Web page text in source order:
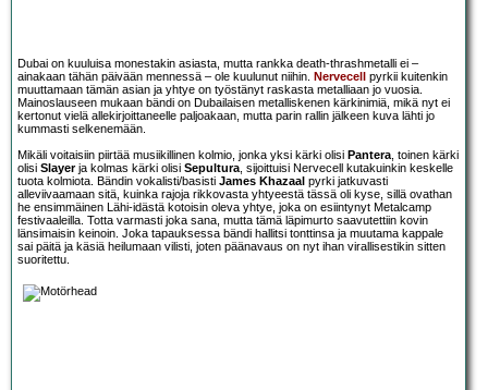
Dubai on kuuluisa monestakin asiasta, mutta rankka death-thrashmetalli ei –
ainakaan tähän päivään mennessä – ole kuulunut niihin. Nervecell
pyrkii kuitenkin
muuttamaan tämän asian ja yhtye on työstänyt raskasta metalliaan jo vuosia.
Mainoslauseen mukaan bändi on Dubailaisen metalliskenen kärkinimiä, mikä nyt ei
kertonut vielä allekirjoittaneelle paljoakaan, mutta parin rallin jälkeen kuva lähti jo
kummasti selkenemään.
Mikäli voitaisiin piirtää musiikillinen kolmio, jonka yksi kärki olisi Pantera, toinen kärki
olisi Slayerja kolmas kärki olisi Sepultura, sijoittuisi Nervecell kutakuinkin keskelle
tuota kolmiota. Bändin vokalisti/basisti James Khazaal pyrki jatkuvasti
alleviivaamaan sitä, kuinka rajoja rikkovasta yhtyeestä tässä oli kyse, sillä ovathan
he ensimmäinen Lähi-idästä kotoisin oleva yhtye, joka on esiintynyt Metalcamp
festivaaleilla. Totta varmasti joka sana, mutta tämä läpimurto saavutettiin kovin
länsimaisin keinoin. Joka tapauksessa bändi hallitsi tonttinsa ja muutama kappale
sai päitä ja käsiä heilumaan vilisti, joten päänavaus on nyt ihan virallisestikin sitten
suoritettu.